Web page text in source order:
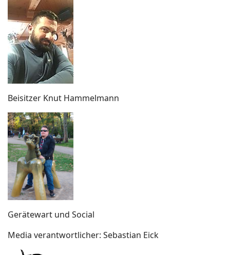
Beisitzer Knut Hammelmann
Gerätewart und Social
Media verantwortlicher: Sebastian Eick